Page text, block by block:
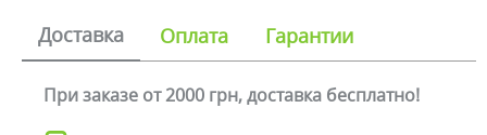
Доставка Оплата Гарантии
При заказе от 2000 грн, доставка бесплатно!